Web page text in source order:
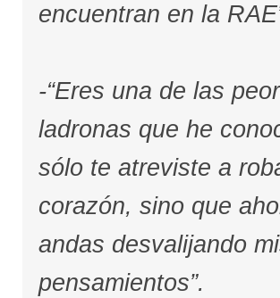
encuentran en la
-“Eres una de las
ladronas que he
sólo te atreviste a
corazón, sino que
andas desvalijando
pensamientos”.